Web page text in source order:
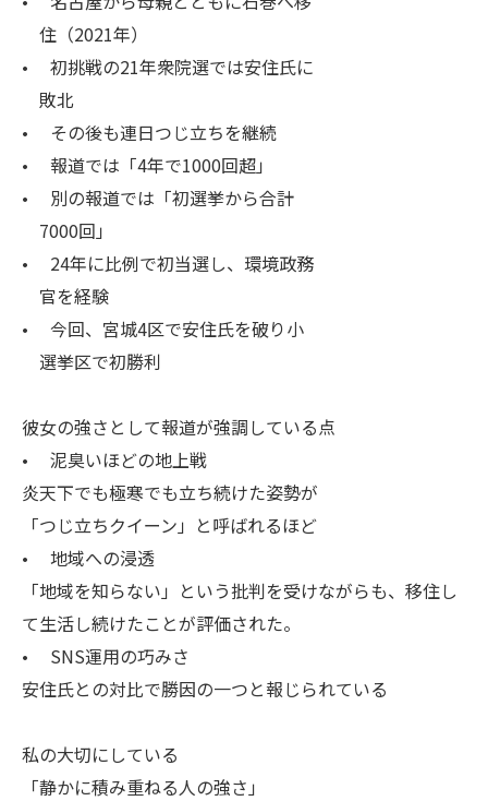
住（2021年）
• 初挑戦の21年衆院選では安住氏に
敗北
• その後も連日つじ立ちを継続
• 報道では「4年で1000回超」
• 別の報道では「初選挙から合計
7000回」
• 24年に比例で初当選し、環境政務
官を経験
• 今回、宮城4区で安住氏を破り小
選挙区で初勝利
彼女の強さとして報道が強調している点
• 泥臭いほどの地上戦
炎天下でも極寒でも立ち続けた姿勢が
「つじ立ちクイーン」と呼ばれるほど
• 地域への浸透
「地域を知らない」という批判を受けながらも、移住し
て生活し続けたことが評価された。
• SNS運用の巧みさ
安住氏との対比で勝因の一つと報じられている
私の大切にしている
「静かに積み重ねる人の強さ」